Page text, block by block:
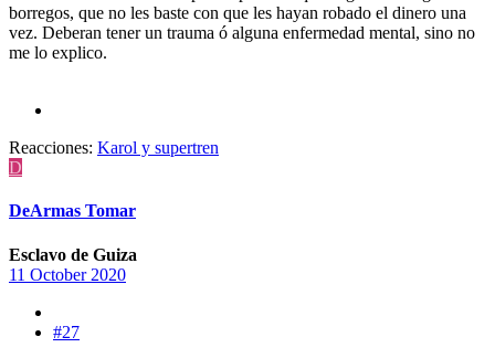
borregos, que no les baste con que les hayan robado el dinero una
vez. Deberan tener un trauma ó alguna enfermedad mental, sino no
me lo explico.
Reacciones: Karol y supertren
D
DeArmas Tomar
Esclavo de Guiza
11 October 2020
#27